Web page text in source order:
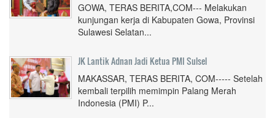
GOWA, TERAS BERITA,COM--- Melakukan
kunjungan kerja di Kabupaten Gowa, Provinsi
Sulawesi Selatan...
JK Lantik Adnan Jadi Ketua PMI Sulsel
MAKASSAR, TERAS BERITA, COM----- Setelah
kembali terpilih memimpin Palang Merah
Indonesia (PMI) P...